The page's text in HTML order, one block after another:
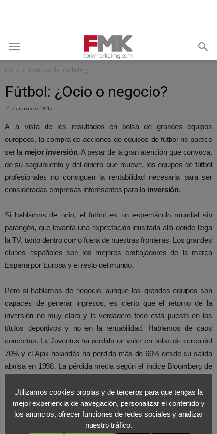
Inicio Noticias de Marketing
Fútbol: ¿Ocio o negocio?
4 diciembre, 2012
A la vista de los resultados en bolsa de grandes equipos
europeos, la compra de acciones de equipos de fútbol no parece
ser la mejor inversión. A pesar de la gran atención que convoca,
de su seguimiento y del dinero que mueve, los equipos de fútbol
profesionales no consiguen la rentabilidad necesaria para ser
consideradas empresas interesantes para la inversión.
Si hablamos de ocio, el fútbol es un espectáculo mundial sin
parangón, que levanta una expectación inusitada allá donde llega
la TV, tanto dentro como fuera de nuestras fronteras. Los grandes
clubes españoles son los mejores embajadores de la marca
España por Europa y el resto del mundo.
Pero si hablamos de negocio, aunque los grandes equipos son
capaces de generar ingresos, es cierto que el retorno de la
inversión no muy claro y la verdadero foco está puesto en los
títulos deportivos y no en la rentabilidad. Hablemos de caos
concretos. La Juventus ha perdido un valor en bolsa de cerca del
70% y el Ajax holandés ha perdido más de 60% desde su salida
abolsa en 1998. La pérdida media según el índice Bloomberg de
arrastran una deuda importante que lastra su rentabilidad.
Desde Foromarketing creemos que elmarketing deportivo
conseguido revitalizar las ganancias de los clubes y dinamizar la
Utilizamos cookies propias y de terceros para que tengas la
mejor experiencia de navegación, personalizar el contenido y
los anuncios, ofrecer funciones de redes sociales y analizar
nuestro tráfico.